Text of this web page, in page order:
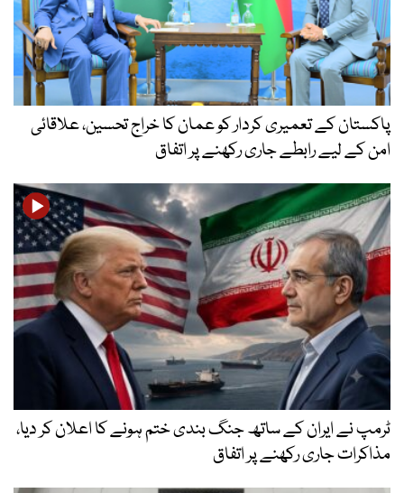
پاکستان کے تعمیری کردار کو عمان کا خراج تحسین، علاقائی
امن کے لیے رابطے جاری رکھنے پر اتفاق
ٹرمپ نے ایران کے ساتھ جنگ بندی ختم ہونے کا اعلان کر دیا،
مذاکرات جاری رکھنے پر اتفاق